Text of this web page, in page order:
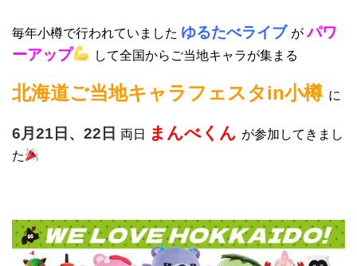
毎年小樽で行われていました ゆるたべライブ がパワ
ーアップ
して全国からご当地キャラが集まる
北海道ご当地キャラフェスタin小樽 に
6月21日、22日 両日 まんべくん が参加してきまし
た